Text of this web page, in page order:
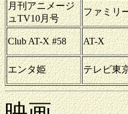
月刊アニメージ
ュTV10月号
ファミリ
Club AT-X #58 AT-X
エンタ姫 テレビ東